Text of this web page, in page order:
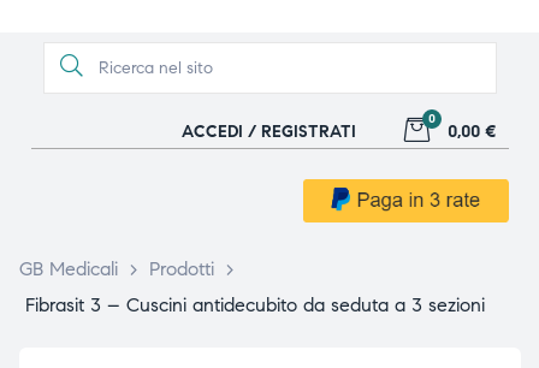
ACCEDI / REGISTRATI
0
0,00 €
GB Medicali > Prodotti
>
Fibrasit 3 – Cuscini antidecubito da seduta a 3 sezioni